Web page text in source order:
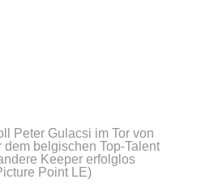
Peter Gulacsi im Tor von
belgischen Top-Talent
Keeper erfolglos
Point LE)